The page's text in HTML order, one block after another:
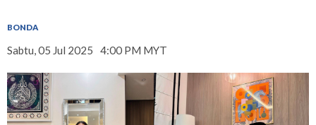
BONDA
Sabtu, 05 Jul 2025 4:00 PM MYT